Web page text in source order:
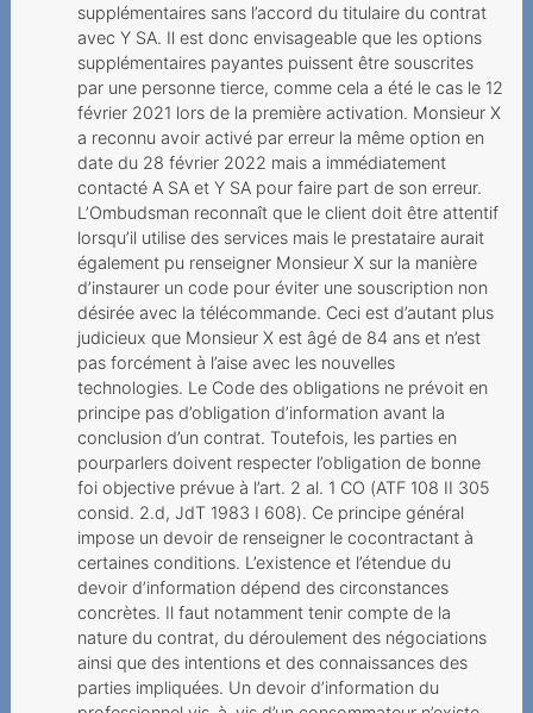
supplémentaires sans l’accord du titulaire du contrat
avec Y SA. Il est donc envisageable que les options
supplémentaires payantes puissent être souscrites
par une personne tierce, comme cela a été le cas le 12
février 2021 lors de la première activation. Monsieur X
a reconnu avoir activé par erreur la même option en
date du 28 février 2022 mais a immédiatement
contacté A SA et Y SA pour faire part de son erreur.
L’Ombudsman reconnaît que le client doit être attentif
lorsqu’il utilise des services mais le prestataire aurait
également pu renseigner Monsieur X sur la manière
d’instaurer un code pour éviter une souscription non
désirée avec la télécommande. Ceci est d’autant plus
judicieux que Monsieur X est âgé de 84 ans et n’est
pas forcément à l’aise avec les nouvelles
technologies. Le Code des obligations ne prévoit en
principe pas d’obligation d’information avant la
conclusion d’un contrat. Toutefois, les parties en
pourparlers doivent respecter l’obligation de bonne
foi objective prévue à l’art. 2 al. 1 CO (ATF 108 II 305
consid. 2.d, JdT 1983 I 608). Ce principe général
impose un devoir de renseigner le cocontractant à
certaines conditions. L’existence et l’étendue du
devoir d’information dépend des circonstances
concrètes. Il faut notamment tenir compte de la
nature du contrat, du déroulement des négociations
ainsi que des intentions et des connaissances des
parties impliquées. Un devoir d’information du
Störungen sind immer ein
Ärgernis
Wo bleibt die 5G-
Verbindung?
Sperrung der Nummer
wegen Premium-SMS
2020
Ohne Gesichtsscann keine
SIM-Karte
10Gbit s versprochen nur 1
Gbit s erhalten
Finanzielle Notlage
ausgenutzt
Gehört die Schweiz zur EU
Auf Falschauskünfte der
Mitarbeitenden darf man
sich verlass
Corona-Pandemie führt zu
teurer Flugannullierung